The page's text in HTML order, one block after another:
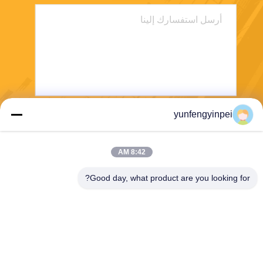
yunfengyinpei
8:42 AM
Good day, what product are you looking for?